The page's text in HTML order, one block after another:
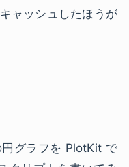
ャッシュしたほうが
グラフを PlotKit で